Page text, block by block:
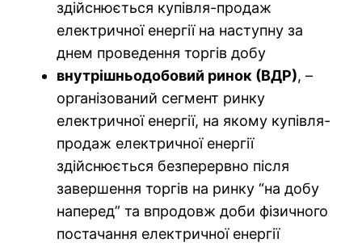
здійснюється купівля-продаж
електричної енергії на наступну за
днем проведення торгів добу
внутрішньодобовий ринок (ВДР), –
організований сегмент ринку
електричної енергії, на якому купівля-
продаж електричної енергії
здійснюється безперервно після
завершення торгів на ринку “на добу
наперед” та впродовж доби фізичного
постачання електричної енергії